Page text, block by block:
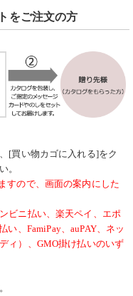
をご注文の方
[買い物カゴに入れる]をク
。
すので、画面の案内にした
ビニ払い、楽天ペイ、エポ
い、FamiPay、auPAY、ネッ
ィ）、GMO掛け払いのいず